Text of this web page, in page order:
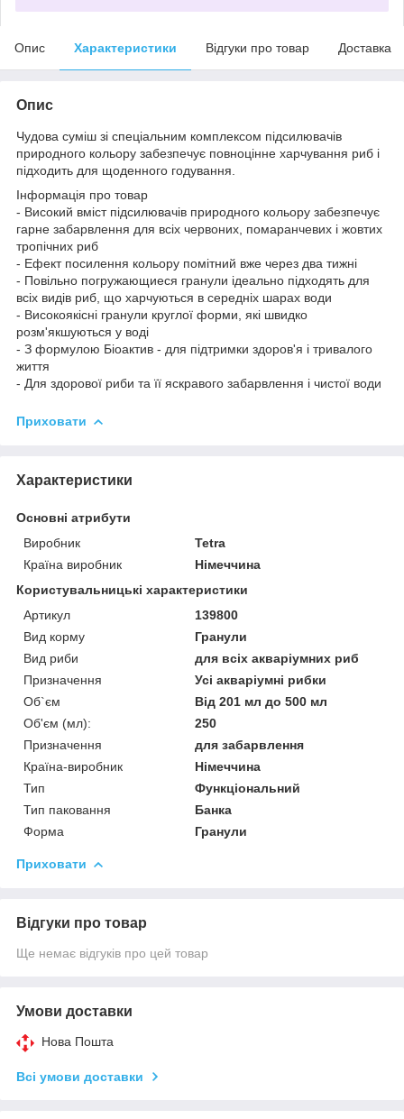
Опис Характеристики Відгуки про товар Доставка
Опис
Чудова суміш зі спеціальним комплексом підсилювачів
природного кольору забезпечує повноцінне харчування риб і
підходить для щоденного годування.
Інформація про товар
- Високий вміст підсилювачів природного кольору забезпечує
гарне забарвлення для всіх червоних, помаранчевих і жовтих
тропічних риб
- Ефект посилення кольору помітний вже через два тижні
- Повільно погружающиеся гранули ідеально підходять для
всіх видів риб, що харчуються в середніх шарах води
- Високоякісні гранули круглої форми, які швидко
розм'якшуються у воді
- З формулою Біоактив - для підтримки здоров'я і тривалого
життя
- Для здорової риби та її яскравого забарвлення і чистої води
Приховати
Характеристики
Основні атрибути
Виробник
Tetra
Країна виробник
Німеччина
Користувальницькі характеристики
Артикул
139800
Вид корму
Гранули
Вид риби
для всіх акваріумних риб
Призначення
Усі акваріумні рибки
Об`єм
Від 201 мл до 500 мл
Об'єм (мл):
250
Призначення
для забарвлення
Країна-виробник
Німеччина
Тип
Функціональний
Тип паковання
Банка
Форма
Гранули
Приховати
Відгуки про товар
Ще немає відгуків про цей товар
Умови доставки
Нова Пошта
Всі умови доставки